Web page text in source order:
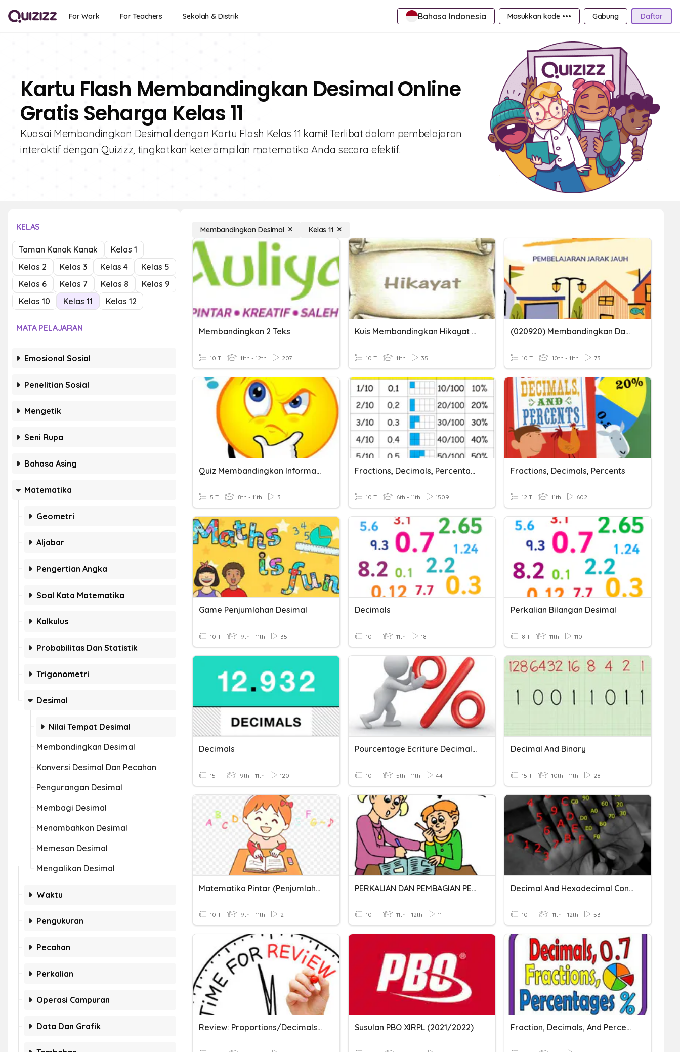
For Work For Teachers Sekolah & Distrik Bahasa Indonesia Masukkan kode ••• Gabung Daftar
Kartu Flash Membandingkan Desimal Online
Gratis Seharga Kelas 11
Kuasai Membandingkan Desimal dengan Kartu Flash Kelas 11 kami! Terlibat dalam pembelajaran
interaktif dengan Quizizz, tingkatkan keterampilan matematika Anda secara efektif.
KELAS
Taman Kanak Kanak
Kelas 1
Kelas 2
Kelas 3 Kelas 4
Kelas 5
Kelas 6
Kelas 7 Kelas 8
Kelas 9
Kelas 10
Kelas 11 Kelas 12
MATA PELAJARAN
Emosional Sosial
Penelitian Sosial
Mengetik
Seni Rupa
Bahasa Asing
Matematika
Geometri
Aljabar
Pengertian Angka
Soal Kata Matematika
Kalkulus
Probabilitas Dan Statistik
Trigonometri
Desimal
Nilai Tempat Desimal
Membandingkan Desimal
Konversi Desimal Dan Pecahan
Pengurangan Desimal
Membagi Desimal
Menambahkan Desimal
Memesan Desimal
Mengalikan Desimal
Waktu
Pengukuran
Pecahan
Perkalian
Operasi Campuran
Data Dan Grafik
Membandingkan Desimal Kelas 11
Membandingkan 2 Teks
10 T 11th - 12th 207
Kuis Membandingkan Hikayat Dan Cerpen
10 T 11th 35
(020920) Membandingkan Dan Mengurutkan Pecahan
10 T 10th - 11th 73
Quiz Membandingkan Informasi
5 T 8th - 11th 3
Fractions, Decimals, Percentages
10 T 6th - 11th 1509
Fractions, Decimals, Percents
12 T 11th 602
Game Penjumlahan Desimal
10 T 9th - 11th 35
Decimals
10 T 11th 18
Perkalian Bilangan Desimal
8 T 11th 110
Decimals
15 T 9th - 11th 120
Pourcentage Ecriture Decimal-%
10 T 5th - 11th 44
Decimal And Binary
15 T 10th - 11th 28
Matematika Pintar (Penjumlahan Pecahan Desimal)
10 T 9th - 11th 2
PERKALIAN DAN PEMBAGIAN PECAHAN DESIMAL
10 T 11th - 12th 11
Decimal And Hexadecimal Conversions
10 T 11th - 12th 53
Review: Proportions/Decimals,Percents,Fractions Susulan PBO XIRPL (2021/2022) Fraction, Decimals, And Percent